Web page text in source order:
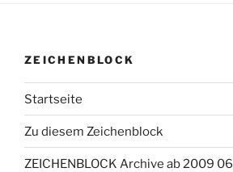
ZEICHENBLOCK
Startseite
Zu diesem Zeichenblock
ZEICHENBLOCK Archive ab 2009 06